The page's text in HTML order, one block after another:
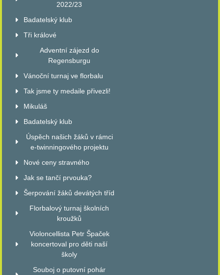
2022/23
Badatelský klub
Tři králové
Adventní zájezd do
Regensburgu
Vánoční turnaj ve florbalu
Tak jsme ty medaile přivezli!
Mikuláš
Badatelský klub
Úspěch našich žáků v rámci
e-twinningového projektu
Nové ceny stravného
Jak se tančí prvouka?
Šerpování žáků devátých tříd
Florbalový turnaj školních
kroužků
Violoncellista Petr Špaček
koncertoval pro děti naší
školy
Souboj o putovní pohár